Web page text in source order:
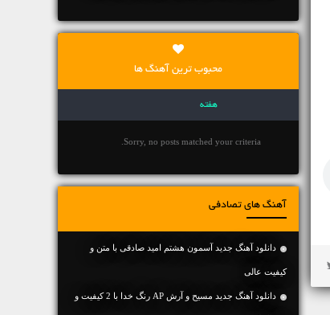
محبوب ترین آهنگ ها
هفته
Sorry, no posts matched your criteria.
آهنگ های تصادفی
دانلود آهنگ جديد آسمون هشتم امید صادقی با متن و
کیفیت عالی
دانلود آهنگ جديد مسیح و آرش AP رنگ خدا با 2 کیفیت و